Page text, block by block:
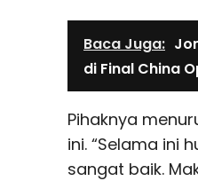
Baca Juga:
di Final China
Pihaknya
ini. “Selama ini
sangat baik.